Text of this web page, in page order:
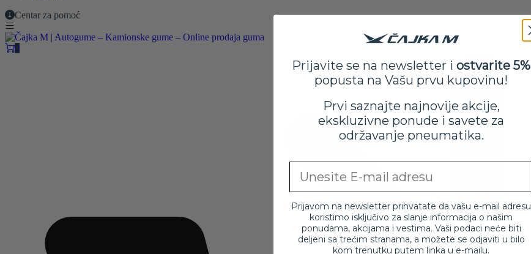
Centar za pomoć
0
Prijavite se na newsletter i ostvarite 5%
popusta na Vašu prvu kupovinu!
Prvi saznajte najnovije akcije,
ekskluzivne ponude i savete za
održavanje pneumatika.
Email
Prijavom na newsletter prihvatate da vašu e-mail adresu
koristimo isključivo za slanje informacija o našim
ponudama, akcijama i vestima. Vaši podaci neće biti
deljeni sa trećim stranama, a možete se odjaviti u bilo
kom trenutku putem linka u e-mailu.